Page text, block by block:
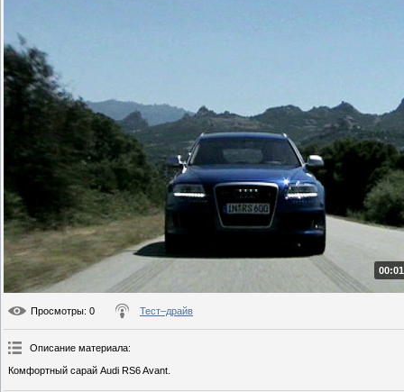
Просмотры: 0 Тест–драйв
Описание материала:
Комфортный сарай Audi RS6 Avant.